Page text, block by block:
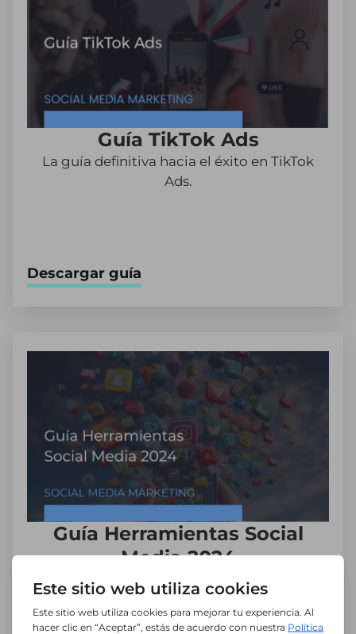
Guía TikTok Ads
La guía definitiva hacia el éxito en TikTok
Ads.
Descargar guía
Guía Herramientas Social
Media 2024
Las mejores para una gestión Social Media
TOP.